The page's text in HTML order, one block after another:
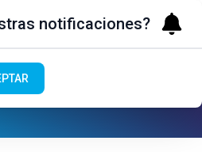
notificaciones?